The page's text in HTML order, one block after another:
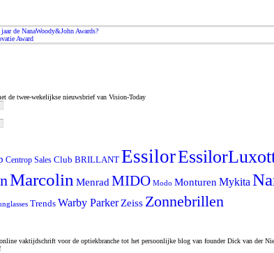
de NanaWoody&John Awards?
Award
de twee-wekelijkse nieuwsbrief van Vision-Today
Centrop Sales Club BRILLANT Essilor
Marcolin Menrad MIDO Modo Monturen Mykita
Trends Warby Parker Zeiss Zonnebrillen
vaktijdschrift voor de optiekbranche tot het persoonlijke blog van founder Dick van der